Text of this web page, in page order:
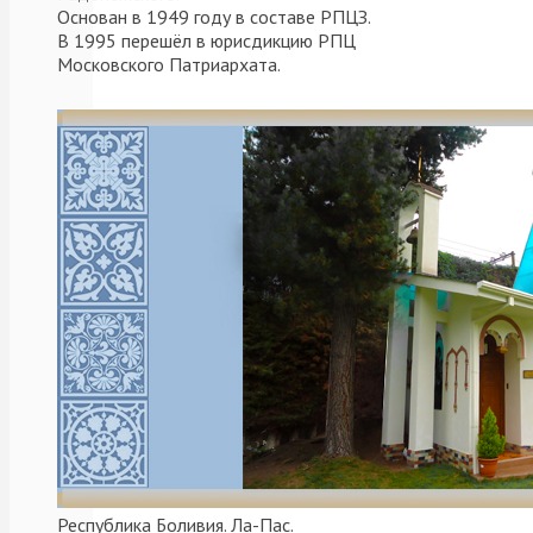
Основан в 1949 году в составе РПЦЗ.
В 1995 перешёл в юрисдикцию РПЦ
Московского Патриархата.
Республика Боливия. Ла-Пас.
Архипастырю
сослужил
секретарь
Аргентинской
епархии
протоиерей
После
сугубой
ектении
архиерей
вознес
молитву
о
Святой